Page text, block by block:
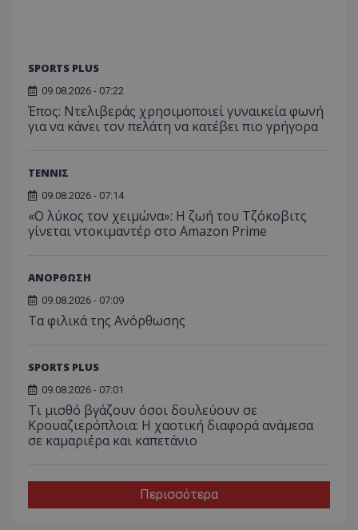
SPORTS PLUS
09.08.2026 - 07:22
Έπος: Ντελιβεράς χρησιμοποιεί γυναικεία φωνή
για να κάνει τον πελάτη να κατέβει πιο γρήγορα
ΤΕΝΝΙΣ
09.08.2026 - 07:14
«Ο λύκος τον χειμώνα»: Η ζωή του Τζόκοβιτς
γίνεται ντοκιμαντέρ στο Amazon Prime
ΑΝΟΡΘΩΣΗ
09.08.2026 - 07:09
Τα φιλικά της Ανόρθωσης
SPORTS PLUS
09.08.2026 - 07:01
Τι μισθό βγάζουν όσοι δουλεύουν σε
Κρουαζιερόπλοια: Η χαοτική διαφορά ανάμεσα
σε καμαριέρα και καπετάνιο
Περισσότερα